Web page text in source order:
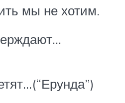
мы не хотим.